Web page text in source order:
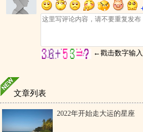
文章列表
2022年开始走大运的星座